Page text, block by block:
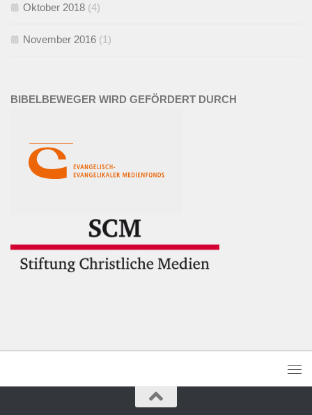
Oktober 2018 (4)
November 2016 (1)
BIBELBEWEGER WIRD GEFÖRDERT DURCH